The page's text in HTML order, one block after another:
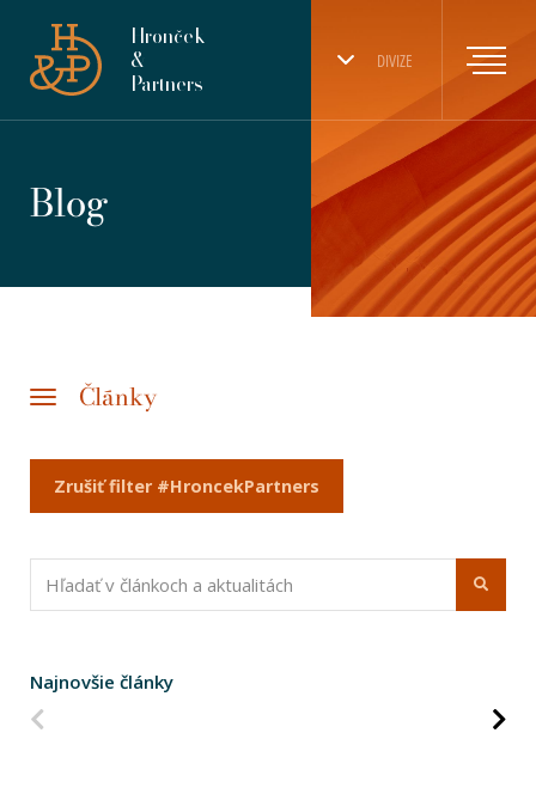
DIVIZE
Hronček
&
Partners
Blog
Články
Zrušiť filter #HroncekPartners
Najnovšie články